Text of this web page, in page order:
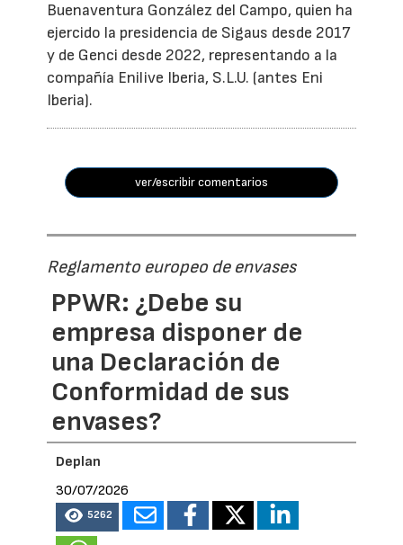
Buenaventura González del Campo, quien ha
ejercido la presidencia de Sigaus desde 2017
y de Genci desde 2022, representando a la
compañía Enilive Iberia, S.L.U. (antes Eni
Iberia).
ver/escribir comentarios
Reglamento europeo de envases
PPWR: ¿Debe su
empresa disponer de
una Declaración de
Conformidad de sus
envases?
Deplan
30/07/2026
5262